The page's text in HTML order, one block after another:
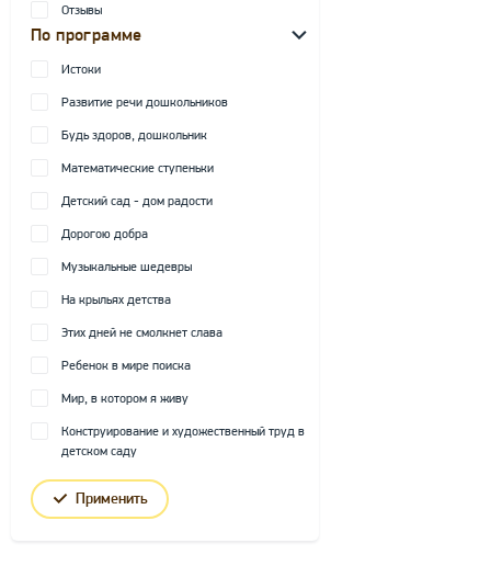
Отзывы
По программе
Истоки
Развитие речи дошкольников
Будь здоров, дошкольник
Математические ступеньки
Детский сад - дом радости
Дорогою добра
Музыкальные шедевры
На крыльях детства
Этих дней не смолкнет слава
Ребенок в мире поиска
Мир, в котором я живу
Конструирование и художественный труд в
детском саду
Применить